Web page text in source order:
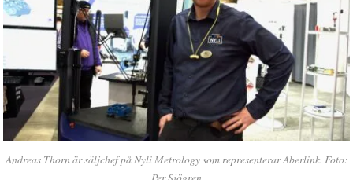
Andreas Thorn är säljchef på Nyli Metrology som representerar Aberlink. Foto: